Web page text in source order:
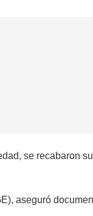
se recabaron
aseguró